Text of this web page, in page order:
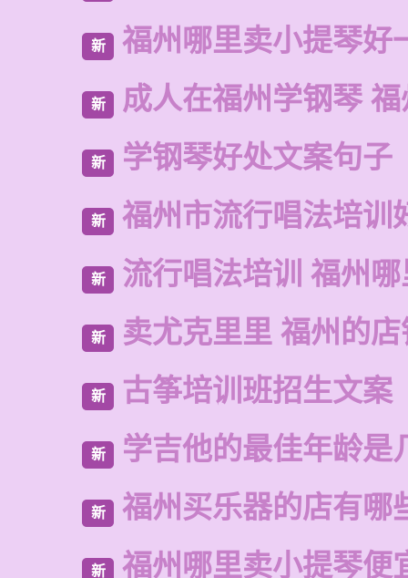
新 福州哪里卖小提琴好
新 成人在福州学钢琴
新 学钢琴好处文案句子
新 福州市流行唱法培训
新 流行唱法培训 福州
新 卖尤克里里 福州的店
新 古筝培训班招生文案
新 学吉他的最佳年龄是
新 福州买乐器的店有哪
新 福州哪里卖小提琴便